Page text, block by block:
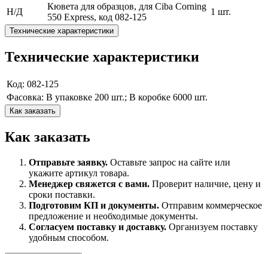
Н/Д
Кювета для образцов, для Ciba Corning
550 Express, код 082-125
1 шт.
Технические характеристики
Технические характеристики
Код: 082-125
Фасовка: В упаковке 200 шт.; В коробке 6000 шт.
Как заказать
Как заказать
Отправьте заявку. Оставьте запрос на сайте или
укажите артикул товара.
Менеджер свяжется с вами. Проверит наличие, цену и
сроки поставки.
Подготовим КП и документы. Отправим коммерческое
предложение и необходимые документы.
Согласуем поставку и доставку. Организуем поставку
удобным способом.